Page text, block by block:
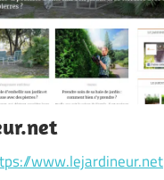
www.lejardineur.net